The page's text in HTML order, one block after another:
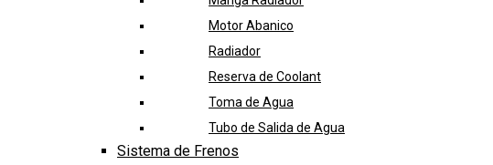
Motor Abanico
Radiador
Reserva de Coolant
Toma de Agua
Tubo de Salida de Agua
Sistema de Frenos